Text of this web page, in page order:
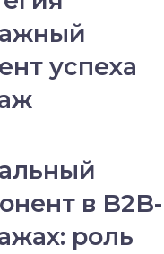
успеха
в B2B-
роль